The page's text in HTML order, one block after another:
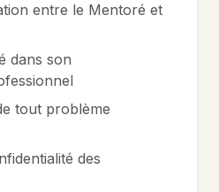
entre le Mentoré et
dans son
tout problème
des